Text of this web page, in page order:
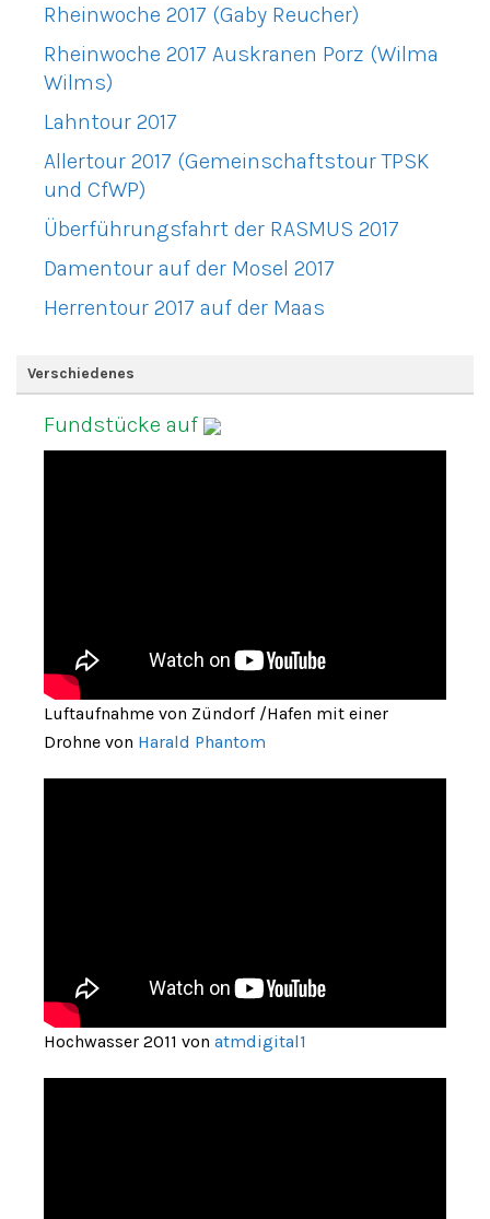
Rheinwoche 2017 (Gaby Reucher)
Rheinwoche 2017 Auskranen Porz (Wilma
Wilms)
Lahntour 2017
Allertour 2017 (Gemeinschaftstour TPSK
und CfWP)
Überführungsfahrt der RASMUS 2017
Damentour auf der Mosel 2017
Herrentour 2017 auf der Maas
Verschiedenes
Fundstücke auf
Luftaufnahme von Zündorf /Hafen mit einer
Drohne von Harald Phantom
Hochwasser 2011 von atmdigital1